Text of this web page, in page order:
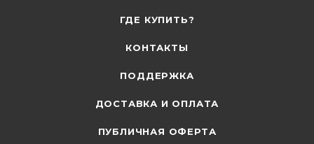
ГДЕ КУПИТЬ?
КОНТАКТЫ
ПОДДЕРЖКА
ДОСТАВКА И ОПЛАТА
ПУБЛИЧНАЯ ОФЕРТА